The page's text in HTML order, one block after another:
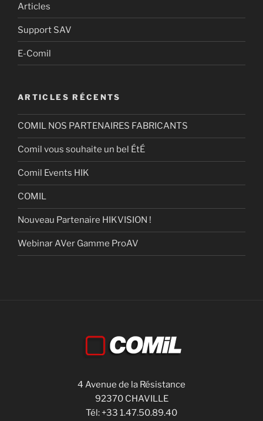
Articles
Support SAV
E-Comil
ARTICLES RÉCENTS
COMIL NOS PARTENAIRES FABRICANTS
Comil vous souhaite un bel ÉtÉ
Comil Events HIK
COMIL
Nouveau Partenaire HIKVISION !
Webinar AVer Gamme ProAV
4 Avenue de la Résistance
92370 CHAVILLE
Tél: +33 1.47.50.89.40